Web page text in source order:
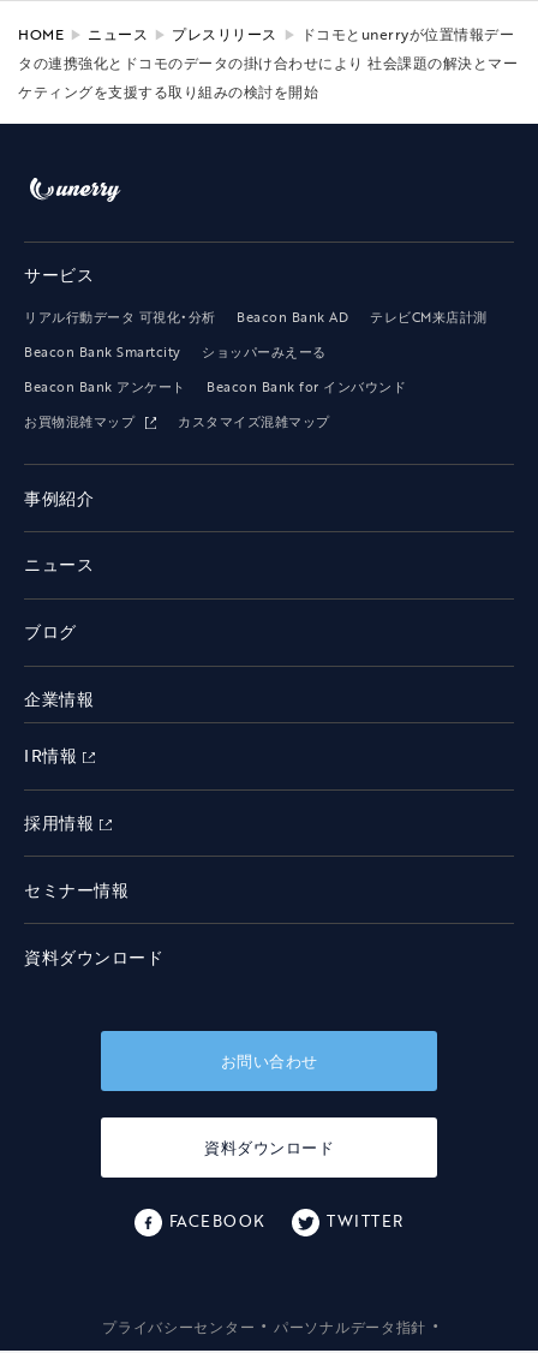
HOME ニュース プレスリリース
ドコモとunerryが位置情報デー
タの連携強化とドコモのデータの掛け合わせにより 社会課題の解決とマー
ケティングを支援する取り組みの検討を開始
サービス
リアル行動データ 可視化・分析 Beacon Bank AD
テレビCM来店計測
Beacon Bank Smartcity
ショッパーみえーる
Beacon Bank アンケート
Beacon Bank for インバウンド
お買物混雑マップ
カスタマイズ混雑マップ
事例紹介
ニュース
ブログ
企業情報
IR情報
採用情報
セミナー情報
資料ダウンロード
お問い合わせ
資料ダウンロード
FACEBOOK TWITTER
プライバシーセンター ・ パーソナルデータ指針 ・